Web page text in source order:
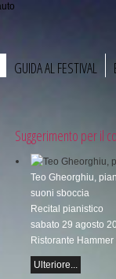
GUIDA AL FESTIVAL
Suggerimento per il
Teo Gheorghiu,
suoni sboccia
Recital pianistico
sabato 29 agosto
Ristorante
Ulteriore...